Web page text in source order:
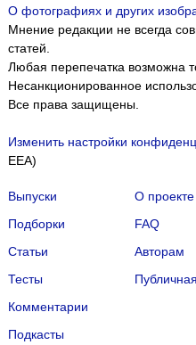
О фотографиях и других
Мнение редакции не всегда
статей.
Любая перепечатка возможна
Несанкционированное
Все права защищены.
Изменить настройки
EEA)
Выпуски
Подборки
Статьи
Тесты
Комментарии
Подкасты
О проекте
FAQ
Авторам